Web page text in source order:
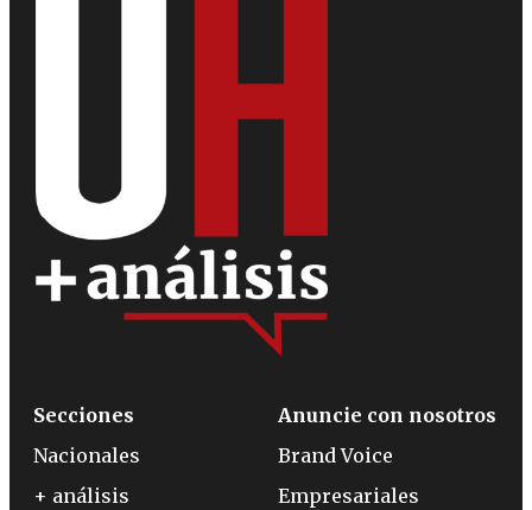
Secciones
Nacionales
+ análisis
Anuncie con nosotros
Brand Voice
Empresariales